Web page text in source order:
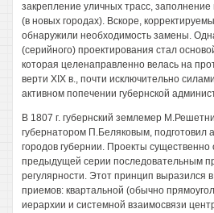
закрепление уличных трасс, заполнение
(в новых городах). Вскоре,
обнаружили необходимость замены.
(серийного) проектирования стал
которая целенаправленно велась на
верти XIX в., почти исключительно
активном попечении губернской
В 1807 г. губернский землемер
губернатором П.Беляковым, подготовил
городов губернии. Проекты существенно
предыдущей серии последовательным
регулярности. Этот принцип выразился
приемов: квартальной (обычно
иерархии и системной взаимосвязи